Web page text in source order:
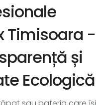
Timisoara -
și
Ecologică